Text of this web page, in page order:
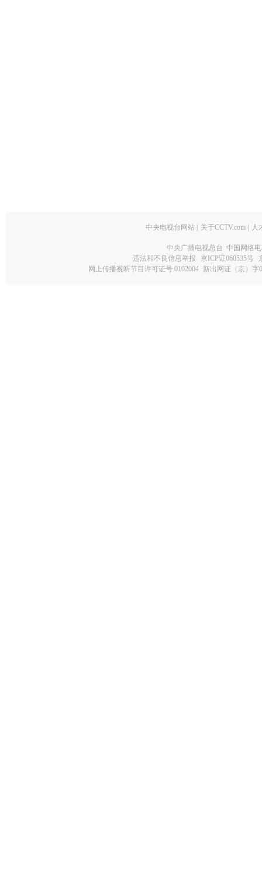
中央电视台网站 关于CCTV.com 人
中央广播电视总台 中国网络
违法和不良信息举报
京ICP证060535号
网上传播视听节目许可证号 0102004 新出网证（京）